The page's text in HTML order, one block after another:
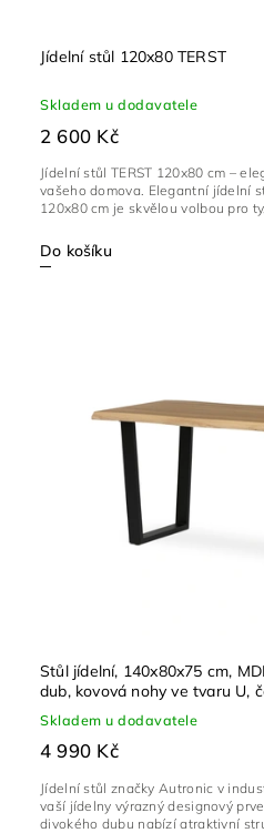
Jídelní stůl 120x80 TERST
Skladem u dodavatele
2 600 Kč
Do košíku
Jídelní stůl TERST 120x80 cm –
vašeho domova. Elegantní jídelní
120x80 cm je skvělou volbou pro
Stůl jídelní, 140x80x75 cm,
dub, kovová nohy ve tvaru U,
F4214 OAK
Skladem u dodavatele
4 990 Kč
Jídelní stůl značky Autronic v
vaší jídelny výrazný designový
divokého dubu nabízí atraktivní